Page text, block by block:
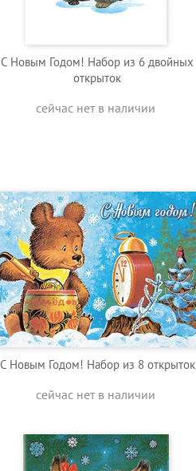
C Новым Годом! Набор из 6 двойных
открыток
сейчас нет в наличии
C Новым Годом! Набор из 8 открыток
сейчас нет в наличии